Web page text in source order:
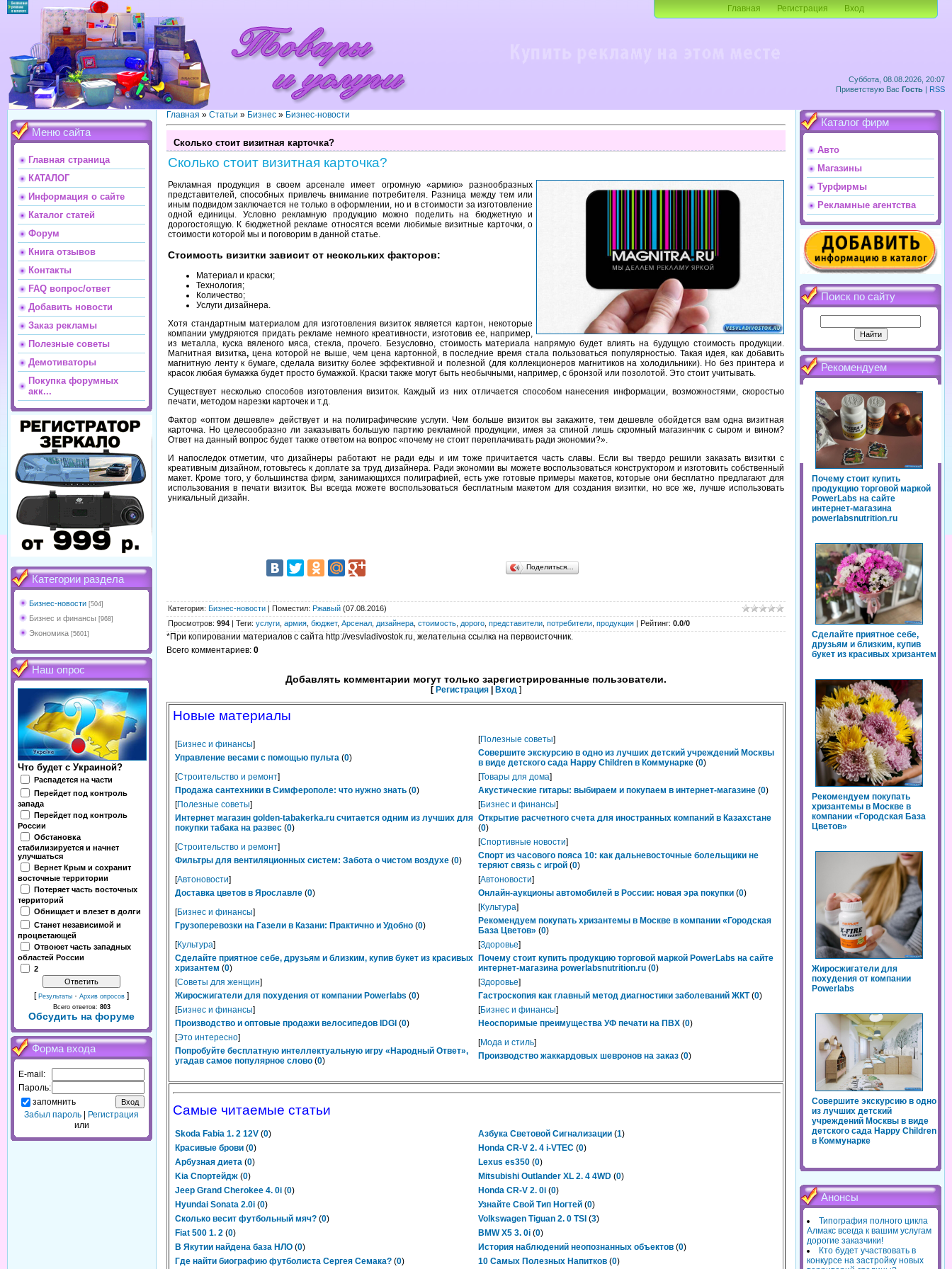
Суббота, 08.08.2026, 20:07
Приветствую Вас Гость | RSS
Главная Регистрация Вход
Меню сайта
Главная страница
КАТАЛОГ
Информация о сайте
Каталог статей
Форум
Книга отзывов
Контакты
FAQ вопрос/ответ
Добавить новости
Заказ рекламы
Полезные советы
Демотиваторы
Покупка форумных
акк...
Категории раздела
Бизнес-новости [504]
Бизнес и финансы [968]
Экономика [5601]
Наш опрос
Что будет с Украиной?
Распадется на части
Перейдет под контроль
запада
Перейдет под контроль
России
Обстановка
стабилизируется и начнет
улучшаться
Вернет Крым и сохранит
восточные территории
Потеряет часть восточных
территорий
Обнищает и влезет в долги
Станет независимой и
процветающей
Отвоюет часть западных
областей России
2
[ Результаты · Архив опросов ]
Всего ответов: 803
Обсудить на форуме
Форма входа
E-mail:
Пароль:
запомнить
Забыл пароль
Регистрация
или
Главная » Статьи » Бизнес » Бизнес-новости
Сколько стоит визитная карточка?
Сколько стоит визитная карточка?
Рекламная продукция в своем арсенале имеет огромную «армию» разнообразных
представителей, способных привлечь внимание потребителя. Разница между тем или
иным подвидом заключается не только в оформлении, но и в стоимости за изготовление
одной единицы. Условно рекламную продукцию можно поделить на бюджетную и
дорогостоящую. К бюджетной рекламе относятся всеми любимые визитные карточки, о
стоимости которой мы и поговорим в данной статье.
Стоимость визитки зависит от нескольких факторов:
Материал и краски;
Технология;
Количество;
Услуги дизайнера.
Хотя стандартным материалом для изготовления визиток является картон, некоторые
компании умудряются придать рекламе немного креативности, изготовив ее, например,
из металла, куска вяленого мяса, стекла, прочего. Безусловно, стоимость материала напрямую будет влиять на будущую стоимость продукции.
Магнитная визитка,цена которой не выше, чем цена картонной, в последние время стала пользоваться популярностью. Такая идея, как добавить
магнитную ленту к бумаге, сделала визитку более эффективной и полезной (для коллекционеров магнитиков на холодильники). Но без принтера и
красок любая бумажка будет просто бумажкой. Краски также могут быть необычными, например, с бронзой или позолотой. Это стоит учитывать.
Существует несколько способов изготовления визиток. Каждый из них отличается способом нанесения информации, возможностями, скоростью
печати, методом нарезки карточек и т.д.
Фактор «оптом дешевле» действует и на полиграфические услуги. Чем больше визиток вы закажите, тем дешевле обойдется вам одна визитная
карточка. Но целесообразно ли заказывать большую партию рекламной продукции, имея за спиной лишь скромный магазинчик с сыром и вином?
Ответ на данный вопрос будет также ответом на вопрос «почему не стоит переплачивать ради экономии?».
И напоследок отметим, что дизайнеры работают не ради еды и им тоже причитается часть славы. Если вы твердо решили заказать визитки с
креативным дизайном, готовьтесь к доплате за труд дизайнера. Ради экономии вы можете воспользоваться конструктором и изготовить собственный
макет. Кроме того, у большинства фирм, занимающихся полиграфией, есть уже готовые примеры макетов, которые они бесплатно предлагают для
использования в печати визиток. Вы всегда можете воспользоваться бесплатным макетом для создания визитки, но все же, лучше использовать
уникальный дизайн.
Поделиться…
Категория: Бизнес-новости | Поместил: Ржавый (07.08.2016)
Просмотров: 994 | Теги: услуги армия бюджет, Арсенал дизайнера стоимость дорого представители потребители продукция | Рейтинг: 0.0/0
*При копировании материалов с сайта http://vesvladivostok.ru, желательна ссылка на первоисточник.
Всего комментариев: 0
Добавлять комментарии могут только зарегистрированные пользователи.
[ Регистрация Вход ]
Новые материалы
[Бизнес и финансы]
Управление весами с помощью пульта (0)
[Полезные советы]
Совершите экскурсию в одно из лучших детский учреждений Москвы
в виде детского сада Happy Children в Коммунарке (0)
[Строительство и ремонт]
Продажа сантехники в Симферополе: что нужно знать (0)
[Товары для дома]
Акустические гитары: выбираем и покупаем в интернет-магазине (0)
[Полезные советы]
Интернет магазин golden-tabakerka.ru считается одним из лучших для
покупки табака на развес (0)
[Бизнес и финансы]
Открытие расчетного счета для иностранных компаний в Казахстане
(0)
[Строительство и ремонт]
Фильтры для вентиляционных систем: Забота о чистом воздухе (0)
[Спортивные новости]
Спорт из часового пояса 10: как дальневосточные болельщики не
теряют связь с игрой (0)
[Автоновости]
Доставка цветов в Ярославле (0)
[Автоновости]
Онлайн-аукционы автомобилей в России: новая эра покупки (0)
[Бизнес и финансы]
Грузоперевозки на Газели в Казани: Практично и Удобно (0)
[Культура]
Рекомендуем покупать хризантемы в Москве в компании «Городская
База Цветов» (0)
[Культура]
Сделайте приятное себе, друзьям и близким, купив букет из красивых
хризантем (0)
[Здоровье]
Почему стоит купить продукцию торговой маркой PowerLabs на сайте
интернет-магазина powerlabsnutrition.ru (0)
[Советы для женщин]
Жиросжигатели для похудения от компании Powerlabs (0)
[Здоровье]
Гастроскопия как главный метод диагностики заболеваний ЖКТ (0)
[Бизнес и финансы]
Производство и оптовые продажи велосипедов IDGI (0)
[Бизнес и финансы]
Неоспоримые преимущества УФ печати на ПВХ (0)
[Это интересно]
Попробуйте бесплатную интеллектуальную игру «Народный Ответ»,
угадав самое популярное слово (0)
[Мода и стиль]
Производство жаккардовых шевронов на заказ (0)
Самые читаемые статьи
Skoda Fabia 1. 2 12V (0) Азбука Световой Сигнализации (1)
Красивые брови (0) Honda CR-V 2. 4 i-VTEC (0)
Арбузная диета (0) Lexus es350 (0)
Kia Спортейдж (0) Mitsubishi Outlander XL 2. 4 4WD (0)
Jeep Grand Cherokee 4. 0i (0) Honda CR-V 2. 0i (0)
Hyundai Sonata 2.0i (0) Узнайте Свой Тип Ногтей (0)
Сколько весит футбольный мяч? (0) Volkswagen Tiguan 2. 0 TSI (3)
Fiat 500 1. 2 (0) BMW X5 3. 0i (0)
В Якутии найдена база НЛО (0) История наблюдений неопознанных объектов (0)
Где найти биографию футболиста Сергея Семака? (0) 10 Самых Полезных Напитков (0)
Каталог фирм
Авто
Магазины
Турфирмы
Рекламные агентства
Поиск по сайту
Рекомендуем
Почему стоит купить
продукцию торговой маркой
PowerLabs на сайте
интернет-магазина
powerlabsnutrition.ru
Сделайте приятное себе,
друзьям и близким, купив
букет из красивых хризантем
Рекомендуем покупать
хризантемы в Москве в
компании «Городская База
Цветов»
Жиросжигатели для
похудения от компании
Powerlabs
Совершите экскурсию в одно
из лучших детский
учреждений Москвы в виде
детского сада Happy Children
в Коммунарке
Анонсы
Типография полного цикла
Алмакс всегда к вашим услугам
дорогие заказчики!
Кто будет участвовать в
конкурсе на застройку новых